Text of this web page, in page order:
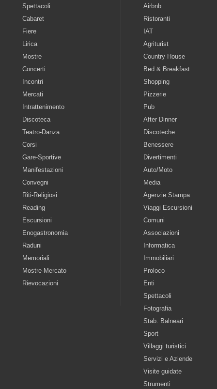
Spettacoli
Cabaret
Fiere
Lirica
Mostre
Concerti
Incontri
Mercati
Intrattenimento
Discoteca
Teatro-Danza
Corsi
Gare-Sportive
Manifestazioni
Convegni
Riti-Religiosi
Reading
Escursioni
Enogastronomia
Raduni
Memoriali
Mostre-Mercato
Rievocazioni
Airbnb
Ristoranti
IAT
Agriturist
Country House
Bed & Breakfast
Shopping
Pizzerie
Pub
After Dinner
Discoteche
Benessere
Divertimenti
Auto/Moto
Media
Agenzie Stampa
Viaggi Escursioni
Comuni
Associazioni
Informatica
Immobiliari
Proloco
Enti
Spettacoli
Fotografia
Stab. Balneari
Sport
Villaggi turistici
Servizi e Aziende
Visite guidate
Strumenti